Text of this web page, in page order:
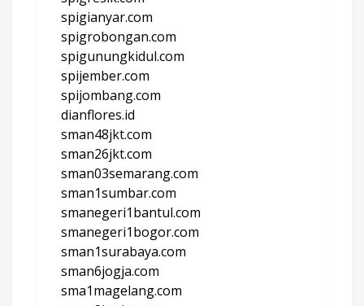
spigianyar.com
spigrobongan.com
spigunungkidul.com
spijember.com
spijombang.com
dianflores.id
sman48jkt.com
sman26jkt.com
sman03semarang.com
sman1sumbar.com
smanegeri1bantul.com
smanegeri1bogor.com
sman1surabaya.com
sman6jogja.com
sma1magelang.com